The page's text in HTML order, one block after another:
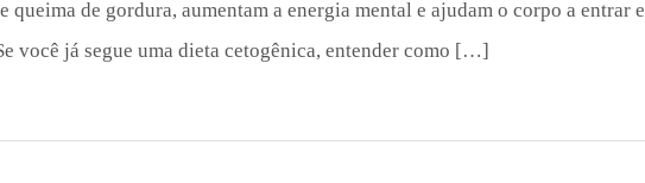
queima de gordura, aumentam a energia mental e ajudam o corpo a entrar e
você já segue uma dieta cetogênica, entender como […]